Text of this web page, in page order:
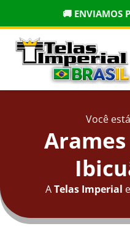
🚚 ENVIAMOS
Você
ATelas Imperial